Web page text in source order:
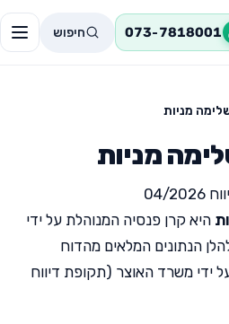
073-7818001 חיפוש
מניות
מניות
היא קרן פנסיה המנוהלת על ידי
הנתונים המלאים מהדוח
ידי משרד האוצר (תקופת דיווח